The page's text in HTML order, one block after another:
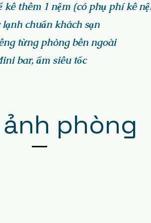
kê thêm 1 nệm (có phụ phí kê
chuẩn khách sạn
từng phòng bên ngoài
bar, ấm siêu tốc
phòng